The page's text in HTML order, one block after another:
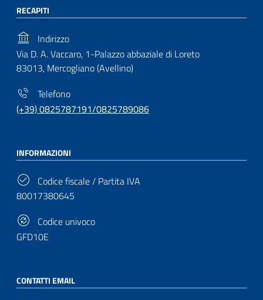
RECAPITI
Indirizzo
Via D. A. Vaccaro, 1-Palazzo abbaziale di Loreto
83013, Mercogliano (Avellino)
Telefono
(+39) 0825787191/0825789086
INFORMAZIONI
Codice fiscale / Partita IVA
80017380645
Codice univoco
GFD10E
CONTATTI EMAIL